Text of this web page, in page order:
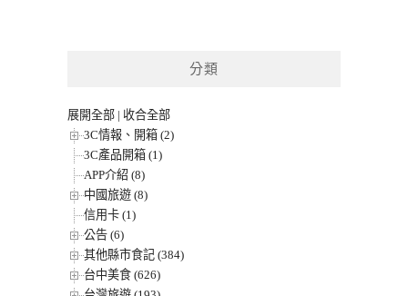
分類
展開全部 | 收合全部
3C情報、開箱 (2)
3C產品開箱 (1)
APP介紹 (8)
中國旅遊 (8)
信用卡 (1)
公告 (6)
其他縣市食記 (384)
台中美食 (626)